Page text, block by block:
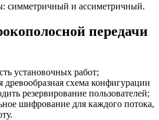
симметричный и ассиметричный.
передачи
установочных работ;
древообразная схема конфигурации
резервирование пользователей;
шифрование для каждого потока,